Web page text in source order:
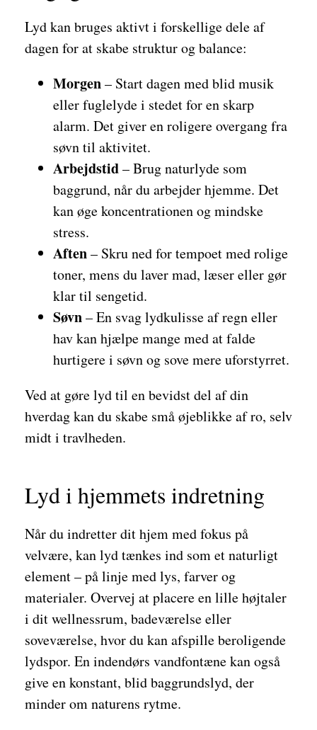
Lyd kan bruges aktivt i forskellige dele af
dagen for at skabe struktur og balance:
Morgen– Start dagen med blid musik
eller fuglelyde i stedet for en skarp
alarm. Det giver en roligere overgang fra
søvn til aktivitet.
Arbejdstid– Brug naturlyde som
baggrund, når du arbejder hjemme. Det
kan øge koncentrationen og mindske
stress.
Aften– Skru ned for tempoet med rolige
toner, mens du laver mad, læser eller gør
klar til sengetid.
Søvn– En svag lydkulisse af regn eller
hav kan hjælpe mange med at falde
hurtigere i søvn og sove mere uforstyrret.
Ved at gøre lyd til en bevidst del af din
hverdag kan du skabe små øjeblikke af ro, selv
midt i travlheden.
Lyd i hjemmets indretning
Når du indretter dit hjem med fokus på
velvære, kan lyd tænkes ind som et naturligt
element – på linje med lys, farver og
materialer. Overvej at placere en lille højtaler
i dit wellnessrum, badeværelse eller
soveværelse, hvor du kan afspille beroligende
lydspor. En indendørs vandfontæne kan også
give en konstant, blid baggrundslyd, der
minder om naturens rytme.